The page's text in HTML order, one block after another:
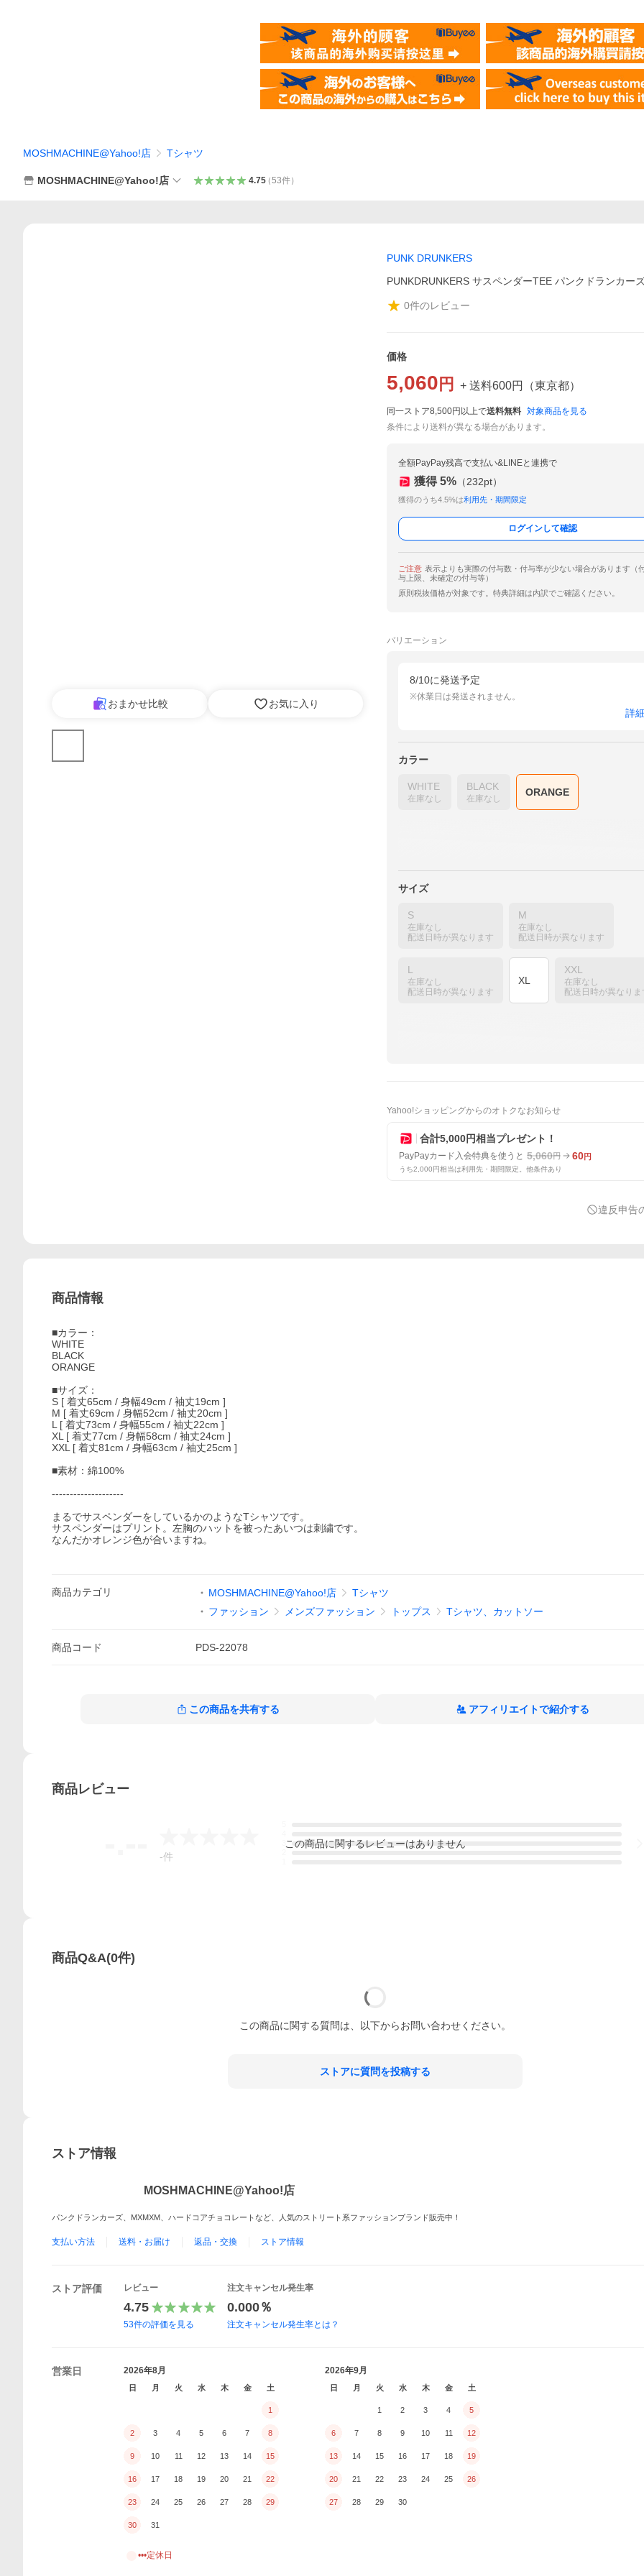
MOSHMACHINE@Yahoo!店 Tシャツ
MOSHMACHINE@Yahoo!店 4.75（53件）
おまかせ比較 お気に入り
PUNK DRUNKERS
PUNKDRUNKERS サスペンダーTEE パンクドランカー
0件のレビュー
価格
5,060 円 + 送料600円 （東京都）
同一ストア8,500円以上で送料無料 対象商品を見る
条件により送料が異なる場合があります。
全額PayPay残高で支払い&LINEと連携で
獲得 5% （232pt）
獲得のうち4.5%は利用先・期間限定
ログインして確認
ご注意 表示よりも実際の付与数・付与率が少ない場合があります（
与上限、未確定の付与等）
原則税抜価格が対象です。特典詳細は内訳でご確認ください。
バリエーション
8/10に発送予定
※休業日は発送されません。
詳
カラー
WHITE
在庫なし
BLACK
在庫なし
ORANGE
サイズ
S
在庫なし
配送日時が異なります
M
在庫なし
配送日時が異なります
L
在庫なし
配送日時が異なります
XL
XXL
在庫なし
配送日時が異なりま
Yahoo!ショッピングからのオトクなお知らせ
合計5,000円相当プレゼント！
PayPayカード入会特典を使うと 5,060円 60円
うち2,000円相当は利用先・期間限定。他条件あり
違反申告
商品情報
■カラー：
WHITE
BLACK
ORANGE
■サイズ：
S [ 着丈65cm / 身幅49cm / 袖丈19cm ]
M [ 着丈69cm / 身幅52cm / 袖丈20cm ]
L [ 着丈73cm / 身幅55cm / 袖丈22cm ]
XL [ 着丈77cm / 身幅58cm / 袖丈24cm ]
XXL [ 着丈81cm / 身幅63cm / 袖丈25cm ]
■素材：綿100%
--------------------
まるでサスペンダーをしているかのようなTシャツです。
サスペンダーはプリント。左胸のハットを被ったあいつは刺繍です。
なんだかオレンジ色が合いますね。
商品カテゴリ MOSHMACHINE@Yahoo!店
Tシャツ
ファッション
メンズファッション トップス Tシャツ、カットソー
商品コード PDS-22078
この商品を共有する アフィリエイトで紹介する
商品レビュー
-件
この商品に関するレビューはありません
商品Q&A(0件)
この商品に関する質問は、以下からお問い合わせください。
ストアに質問を投稿する
ストア情報
MOSHMACHINE@Yahoo!店
パンクドランカーズ、MXMXM、ハードコアチョコレートなど、人気のストリート系ファッションブランド販売中！
支払い方法 送料・お届け 返品・交換 ストア情報
ストア評価 レビュー
4.75
53件の評価を見る
注文キャンセル発生率
0.000％
注文キャンセル発生率とは？
営業日 2026年8月
日 月 火 水 木 金 土
1
2 3 4 5 6 7 8
9 10 11 12 13 14 15
16 17 18 19 20 21 22
23 24 25 26 27 28 29
30 31
2026年9月
日 月 火 水 木 金 土
1 2 3 4 5
6 7 8 9 10 11 12
13 14 15 16 17 18 19
20 21 22 23 24 25 26
27 28 29 30
•••定休日